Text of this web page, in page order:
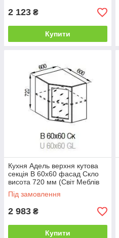
2 123 ₴
Купити
Кухня Адель верхня кутова
секція В 60х60 фасад Скло
висота 720 мм (Світ Меблів
ТМ)
Під замовлення
2 983 ₴
Купити